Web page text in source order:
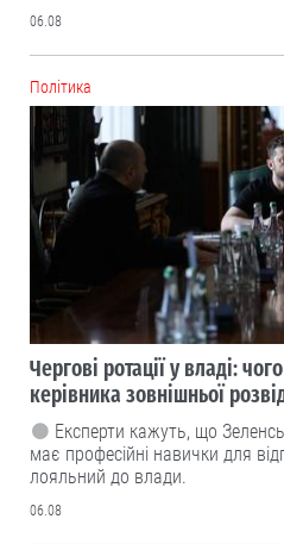
06.08
Політика
Чергові ротації у владі:
керівника зовнішньої
Експерти кажуть, що
має професійні навички для
лояльний до влади.
06.08